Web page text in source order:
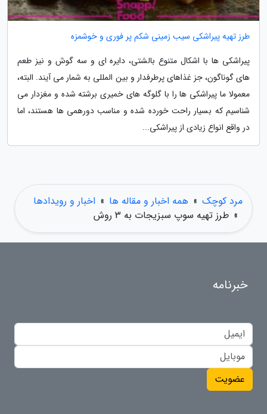
طرز تهیه پیراشکی سیب زمینی شکم پر فوری و خوشمزه
پیراشکی ها با اشکال متنوع بالشتی، دایره ای و سه گوش و نیز طعم
های گوناگون، جز غذاهای پرطرفدار و بین المللی به شمار می آیند. البته،
معمولا ما پیراشکی ها را با گلوگه های خمیری برشته شده و مغزدار می
شناسیم که بسیار راحت خورده شده و مناسب دورهمی ها هستند، اما
در واقع انواع زیادی از پیراشکی...
مرد کوچک » همه اخبار و مقاله ها » اخبار و رویدادها
» طرز تهیه سوپ سبزیجات به 3 روش
خبرنامه
عضویت